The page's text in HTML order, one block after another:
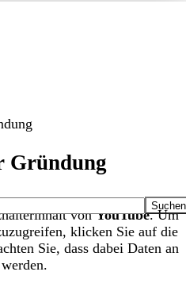
Gründung
vonYouTube. Um
klicken Sie auf die
Sie, dass dabei Daten an